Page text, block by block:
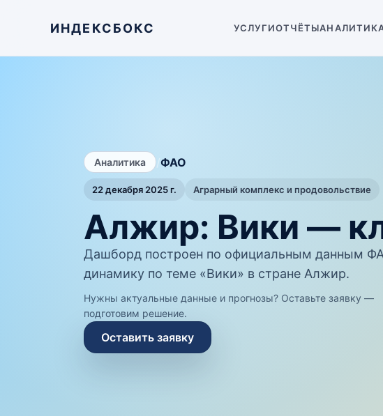
ИНДЕКСБОКС УСЛУГИОТЧЁТЫ
Аналитика /ФАО
22 декабря 2025 г. Аграрный комплекс и продовольствие
Алжир: Вики —
Дашборд построен по официальным данным
динамику по теме «Вики» в стране Алжир.
Нужны актуальные данные и прогнозы? Оставьте заявку —
подготовим решение.
Оставить заявку